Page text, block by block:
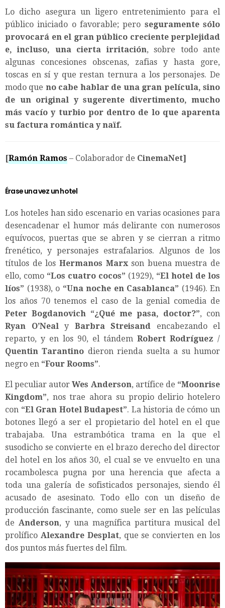
Lo dicho asegura un ligero entretenimiento para el
público iniciado o favorable; pero seguramente sólo
provocará en el gran público creciente perplejidad
e, incluso, una cierta irritación, sobre todo ante
algunas concesiones obscenas, zafias y hasta gore,
toscas en sí y que restan ternura a los personajes. De
modo que no cabe hablar de una gran película, sino
de un original y sugerente divertimento, mucho
más vacío y turbio por dentro de lo que aparenta
su factura romántica y naïf.
[Ramón Ramos – Colaborador de CinemaNet]
Érase una vez un hotel
Los hoteles han sido escenario en varias ocasiones para
desencadenar el humor más delirante con numerosos
equívocos, puertas que se abren y se cierran a ritmo
frenético, y personajes estrafalarios. Algunos de los
títulos de los Hermanos Marxson buena muestra de
ello, como “Los cuatro cocos” (1929), “El hotel de los
líos” (1938), o “Una noche en Casablanca” (1946). En
los años 70 tenemos el caso de la genial comedia de
Peter Bogdanovich “¿Qué me pasa, doctor?”, con
Ryan O’Neal y Barbra Streisand encabezando el
reparto, y en los 90, el tándem Robert Rodríguez /
Quentin Tarantino dieron rienda suelta a su humor
negro en “Four Rooms”.
El peculiar autorWes Anderson, artífice de “Moonrise
Kingdom”, nos trae ahora su propio delirio hotelero
con “El Gran Hotel Budapest”. La historia de cómo un
botones llegó a ser el propietario del hotel en el que
trabajaba. Una estrambótica trama en la que el
susodicho se convierte en el brazo derecho del director
del hotel en los años 30, el cual se ve envuelto en una
rocambolesca pugna por una herencia que afecta a
toda una galería de sofisticados personajes, siendo él
acusado de asesinato. Todo ello con un diseño de
producción fascinante, como suele ser en las películas
de Anderson, y una magnífica partitura musical del
prolífico Alexandre Desplat, que se convierten en los
dos puntos más fuertes del film.